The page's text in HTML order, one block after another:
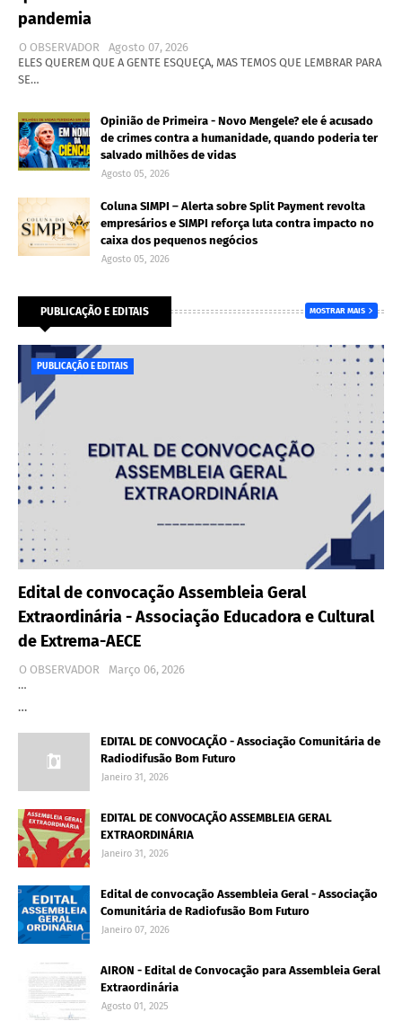
pandemia
O OBSERVADOR
Agosto 07, 2026
ELES QUEREM QUE A GENTE ESQUEÇA, MAS TEMOS QUE LEMBRAR PARA
SE…
Opinião de Primeira - Novo Mengele? ele é acusado
de crimes contra a humanidade, quando poderia ter
salvado milhões de vidas
Agosto 05, 2026
Coluna SIMPI – Alerta sobre Split Payment revolta
empresários e SIMPI reforça luta contra impacto no
caixa dos pequenos negócios
Agosto 05, 2026
PUBLICAÇÃO E EDITAIS MOSTRAR MAIS
PUBLICAÇÃO E EDITAIS
Edital de convocação Assembleia Geral
Extraordinária - Associação Educadora e Cultural
de Extrema-AECE
O OBSERVADOR
Março 06, 2026
…
…
EDITAL DE CONVOCAÇÃO - Associação Comunitária de
Radiodifusão Bom Futuro
Janeiro 31, 2026
EDITAL DE CONVOCAÇÃO ASSEMBLEIA GERAL
EXTRAORDINÁRIA
Janeiro 31, 2026
Edital de convocação Assembleia Geral - Associação
Comunitária de Radiofusão Bom Futuro
Janeiro 07, 2026
AIRON - Edital de Convocação para Assembleia Geral
Extraordinária
Agosto 01, 2025